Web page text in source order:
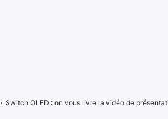
› Switch OLED : on vous livre la vidéo de